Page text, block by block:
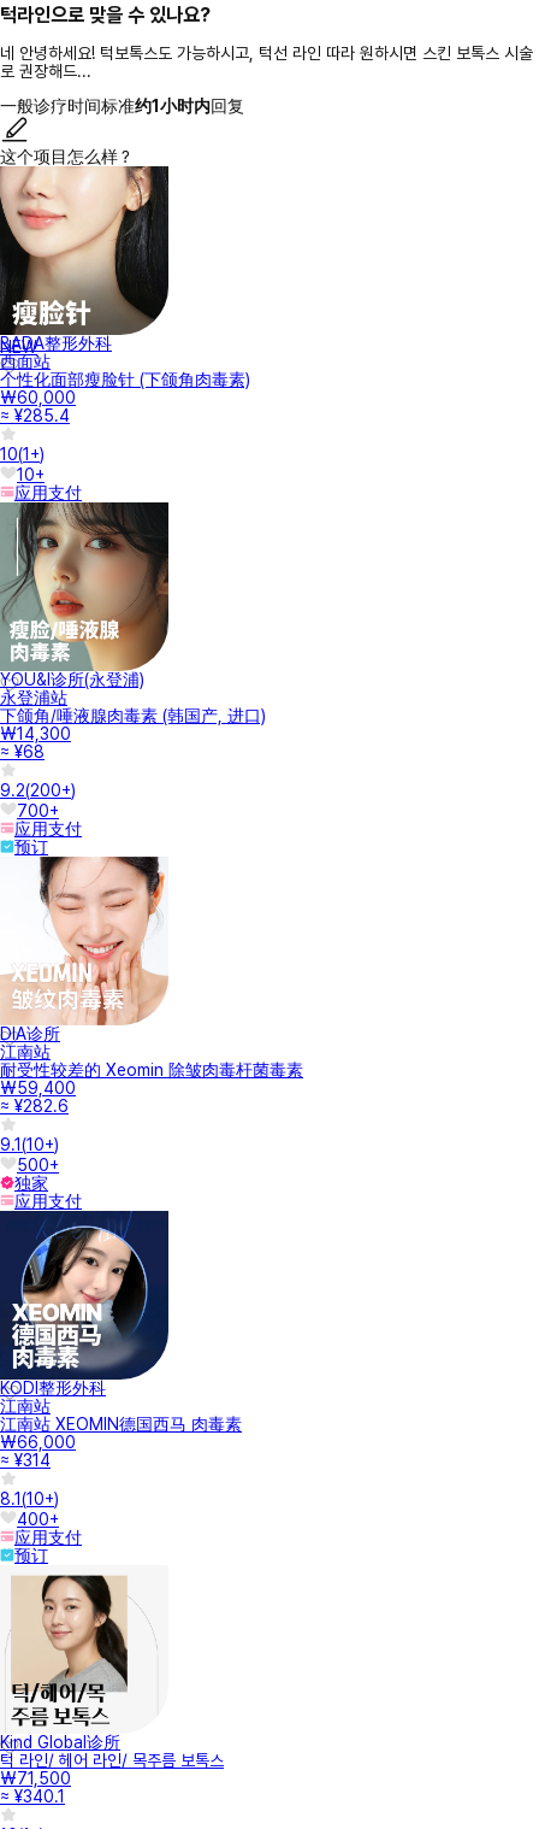
턱라인으로 맞을 수 있나요?
네 안녕하세요! 턱보톡스도 가능하시고, 턱선 라인 따라 원하시면 스킨 보톡스 시술
로 권장해드...
一般诊疗时间标准约1小时内回复
这个项目怎么样？
NEW
BADA整形外科
西面站
个性化面部瘦脸针 (下颌角肉毒素)
₩60,000
≈ ¥285.4
10(1+)
10+
应用支付
YOU&I诊所(永登浦)
永登浦站
下颌角/唾液腺肉毒素 (韩国产, 进口)
₩14,300
≈ ¥68
9.2(200+)
700+
应用支付
预订
DIA诊所
江南站
耐受性较差的 Xeomin 除皱肉毒杆菌毒素
₩59,400
≈ ¥282.6
9.1(10+)
500+
独家
应用支付
KODI整形外科
江南站
江南站 XEOMIN德国西马 肉毒素
₩66,000
≈ ¥314
8.1(10+)
400+
应用支付
预订
Kind Global诊所
턱 라인/ 헤어 라인/ 목주름 보톡스
₩71,500
≈ ¥340.1